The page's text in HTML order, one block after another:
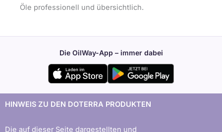
Öle professionell und übersichtlich.
Die OilWay-App – immer dabei
HINWEIS ZU DEN DOTERRA PRODUKTEN
Die auf dieser Seite dargestellten und